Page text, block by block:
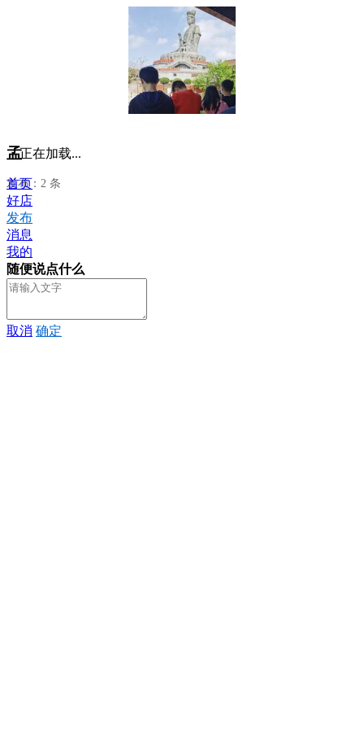
孟
发布：2 条
正在加载...
首页
好店
发布
消息
我的
随便说点什么
取消 确定